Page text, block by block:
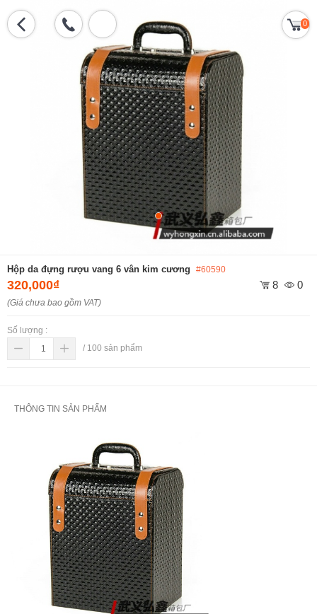
0
Hộp da đựng rượu vang 6 vân kim cương #60590
320,000₫ 8 0
(Giá chưa bao gồm VAT)
Số lượng :
/ 100 sản phẩm
THÔNG TIN SẢN PHẨM